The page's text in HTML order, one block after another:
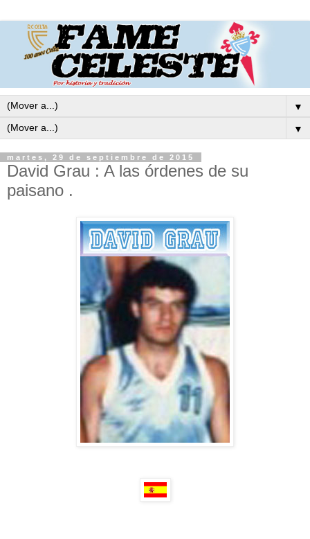
▼
▼
martes, 29 de septiembre de 2015
David Grau : A las órdenes de su
paisano .